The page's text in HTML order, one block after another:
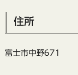
住所
富士市中野671